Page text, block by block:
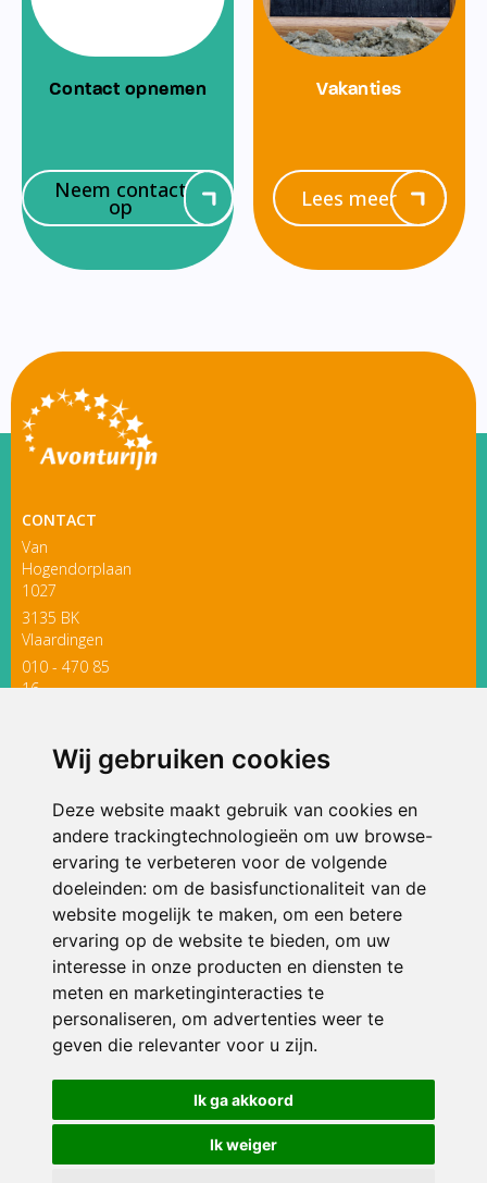
Wij gebruiken cookies
Deze website maakt gebruik van cookies en
andere trackingtechnologieën om uw browse-
ervaring te verbeteren voor de volgende
doeleinden: om de basisfunctionaliteit van de
website mogelijk te maken, om een betere
ervaring op de website te bieden, om uw
interesse in onze producten en diensten te
meten en marketinginteracties te
personaliseren, om advertenties weer te
geven die relevanter voor u zijn.
Ik ga akkoord
Ik weiger
Contact opnemen
Neem contact
op
Vakanties
Lees meer
CONTACT
Van
Hogendorplaan
1027
3135 BK
Vlaardingen
010 - 470 85
16
ONDERDEEL VAN
© 2026 Avonturijn | Alle rechten voorbehouden
Privacy policy|Disclaimer| Klachtenregeling|RSIN en Anbi
voorkeuren
Crealisatie The MindOffice